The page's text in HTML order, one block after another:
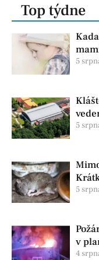
Top týdne
už
5
5
5
v
4